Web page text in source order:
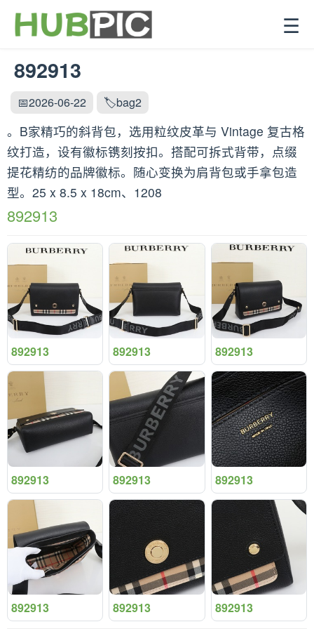
☰
892913
📅2026-06-22 🏷️bag2
。B家精巧的斜背包，选用粒纹皮革与 Vintage 复古格
纹打造，设有徽标镌刻按扣。搭配可拆式背带，点缀
提花精纺的品牌徽标。随心变换为肩背包或手拿包造
型。25 x 8.5 x 18cm、1208
892913
892913 892913 892913
892913 892913 892913
892913 892913 892913